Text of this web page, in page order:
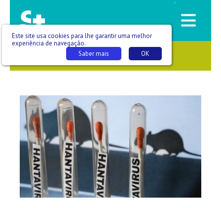
/
SAÚDE QUE SE VÊ
Este site usa cookies para lhe garantir uma melhor
experiência de navegação.
OK
Saber mais